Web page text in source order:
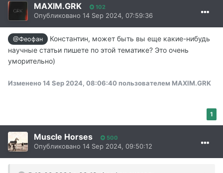
MAXIM.GRK 102
Опубликовано 14 Sep 2024, 07:59:36
@Феофан
Константин, может быть вы еще какие-нибудь
научные статьи пишете по этой тематике? Это очень
уморительно)
Изменено14 Sep 2024, 08:06:40пользователем MAXIM.GRK
1
Muscle Horses 500
Опубликовано 14 Sep 2024, 09:50:12